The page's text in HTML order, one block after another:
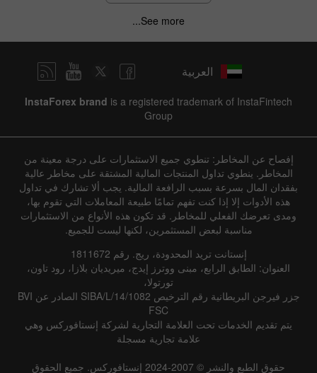
See more...
العربية
InstaForex brand is a registered trademark of InstaFintech
Group
إفصاح عن المخاطر: تنطوي جميع الاستثمارات على درجة معينة من
المخاطر. ينطوي تداول المنتجات المالية المشتقة على مخاطر عالية
بفقدان المال بسرعة بسبب الرافعة المالية. يجب ألا تشارك في تداول
هذه الأدوات إلا إذا كنت تفهم تمامًا طبيعة المعاملات التي تقوم بها،
ومدى تعرضك الفعلي للمخاطر. قد تكون هذه الأنواع من الاستثمارات
مناسبة لبعض المستثمرين، لكنها ليست للجميع.
إنستانت تريد المحدودة، ريج. رقم 1811672
العنوان: الطابق الرابع، مبنى ووترز إيدج، ميريديان بلازا، رود تاون،
تورتولا،
جزر فيرجن البريطانية رقم الترخيص SIBA/L/14/1082 الصادر عن BVI
FSC
يتم تقديم الخدمات تحت العلامة التجارية لشركة إنستافوركس وهي
علامة تجارية مسجلة
حقوق الطبع والنشر © 2007-2024 إنستافوركس. جميع الحقوق